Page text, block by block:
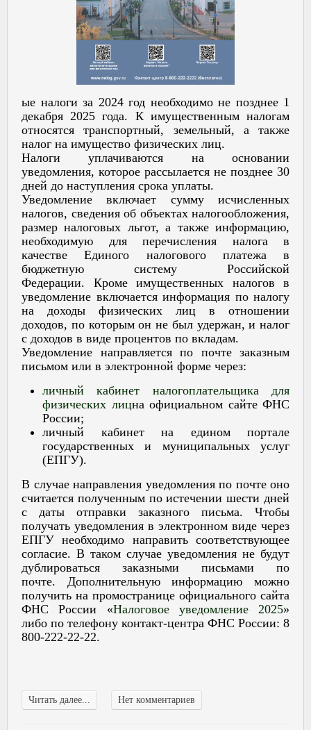
ые налоги за 2024 год необходимо не позднее 1
декабря 2025 года. К имущественным налогам
относятся транспортный, земельный, а также
налог на имущество физических лиц.
Налоги уплачиваются на основании
уведомления, которое рассылается не позднее 30
дней до наступления срока уплаты.
Уведомление включает сумму исчисленных
налогов, сведения об объектах налогообложения,
размер налоговых льгот, а также информацию,
необходимую для перечисления налога в
качестве Единого налогового платежа в
бюджетную систему Российской
Федерации. Кроме имущественных налогов в
уведомление включается информация по налогу
на доходы физических лиц в отношении
доходов, по которым он не был удержан, и налог
с доходов в виде процентов по вкладам.
Уведомление направляется по почте заказным
письмом или в электронной форме через:
личный кабинет налогоплательщика для
физических лицна официальном сайте ФНС
России;
личный кабинет на едином портале
государственных и муниципальных услуг
(ЕПГУ).
В случае направления уведомления по почте оно
считается полученным по истечении шести дней
с даты отправки заказного письма. Чтобы
получать уведомления в электронном виде через
ЕПГУ необходимо направить соответствующее
согласие. В таком случае уведомления не будут
дублироваться заказными письмами по
почте. Дополнительную информацию можно
получить на промостранице официального сайта
ФНС России «Налоговое уведомление 2025»
либо по телефону контакт-центра ФНС России: 8
800-222-22-22.
Читать далее... Нет комментариев